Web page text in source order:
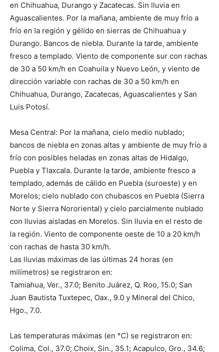
en Chihuahua, Durango y Zacatecas. Sin lluvia en
Aguascalientes. Por la mañana, ambiente de muy frío a
frío en la región y gélido en sierras de Chihuahua y
Durango. Bancos de niebla. Durante la tarde, ambiente
fresco a templado. Viento de componente sur con rachas
de 30 a 50 km/h en Coahuila y Nuevo León, y viento de
dirección variable con rachas de 30 a 50 km/h en
Chihuahua, Durango, Zacatecas, Aguascalientes y San
Luis Potosí.
Mesa Central: Por la mañana, cielo medio nublado;
bancos de niebla en zonas altas y ambiente de muy frío a
frío con posibles heladas en zonas altas de Hidalgo,
Puebla y Tlaxcala. Durante la tarde, ambiente fresco a
templado, además de cálido en Puebla (suroeste) y en
Morelos; cielo nublado con chubascos en Puebla (Sierra
Norte y Sierra Nororiental) y cielo parcialmente nublado
con lluvias aisladas en Morelos. Sin lluvia en el resto de
la región. Viento de componente oeste de 10 a 20 km/h
con rachas de hasta 30 km/h.
Las lluvias máximas de las últimas 24 horas (en
milímetros) se registraron en:
Tamiahua, Ver., 37.0; Benito Juárez, Q. Roo, 15.0; San
Juan Bautista Tuxtepec, Oax., 9.0 y Mineral del Chico,
Hgo., 7.0.
Las temperaturas máximas (en °C) se registraron en:
Colima, Col., 37.0; Choix, Sin., 35.1; Acapulco, Gro., 34.6;